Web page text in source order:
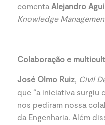
comenta Alejandro
Knowledge
Colaboração e
José Olmo Ruiz, Civil
que “a iniciativa surgiu
nos pediram nossa
da Engenharia. Além